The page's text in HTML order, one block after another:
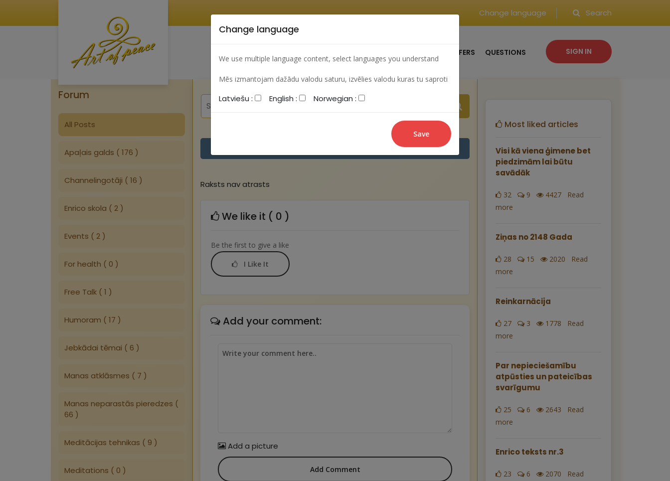
Change language Search
OFFERS QUESTIONS SIGN IN
Change language
We use multiple language content, select languages you understand
Mēs izmantojam dažādu valodu saturu, izvēlies valodu kuras tu saproti
Latviešu : English : Norwegian :
Forum
All Posts
Apaļais galds ( 176 )
Channelingotāji ( 16 )
Enrico skola ( 2 )
Events ( 2 )
For health ( 0 )
Free Talk ( 1 )
Humoram ( 17 )
Jebkādai tēmai ( 6 )
Manas atklāsmes ( 7 )
Manas neparastās pieredzes (
66 )
Meditācijas tehnikas ( 9 )
Meditations ( 0 )
Raksts nav atrasts
We like it ( 0 )
Be the first to give a like
I Like It
Add your comment:
Add a picture
Add Comment
Most liked articles
Visi kā viena ģimene bet
piedzimām lai būtu
savādāk
32 9
4427 Read
more
Ziņas no 2148 Gada
28 15
2020 Read
more
Reinkarnācija
27 3
1778 Read
more
Par nepieciešamību
atpūsties un pateicības
svarīgumu
25 6
2643 Read
more
Enrico teksts nr.3
23 6
2070 Read